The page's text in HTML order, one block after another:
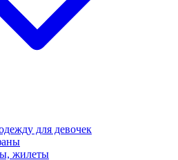
для девочек
жилеты